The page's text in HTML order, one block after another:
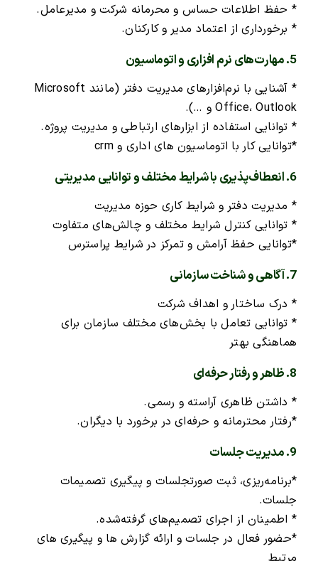
* حفظ اطلاعات حساس و محرمانه شرکت و مدیرعامل.
* برخورداری از اعتماد مدیر و کارکنان.
5. مهارت‌های نرم افزاری و اتوماسیون
* آشنایی با نرم‌افزارهای مدیریت دفتر (مانند Microsoft
Office، Outlook و …).
* توانایی استفاده از ابزارهای ارتباطی و مدیریت پروژه.
*توانایی کار با اتوماسیون های اداری و crm
6. انعطاف‌پذیری با شرایط مختلف و توانایی مدیریتی
* مدیریت دفتر و شرایط کاری حوزه مدیریت
* توانایی کنترل شرایط مختلف و چالش‌های متفاوت
*توانایی حفظ آرامش و تمرکز در شرایط پراسترس
7. آگاهی و شناخت سازمانی
* درک ساختار و اهداف شرکت
* توانایی تعامل با بخش‌های مختلف سازمان برای
هماهنگی بهتر
8. ظاهر و رفتار حرفه‌ای
* داشتن ظاهری آراسته و رسمی.
*رفتار محترمانه و حرفه‌ای در برخورد با دیگران.
9. مدیریت جلسات
*برنامه‌ریزی، ثبت صورتجلسات و پیگیری تصمیمات
جلسات.
* اطمینان از اجرای تصمیم‌های گرفته‌شده.
*حضور فعال در جلسات و ارائه گزارش ها و پیگیری های